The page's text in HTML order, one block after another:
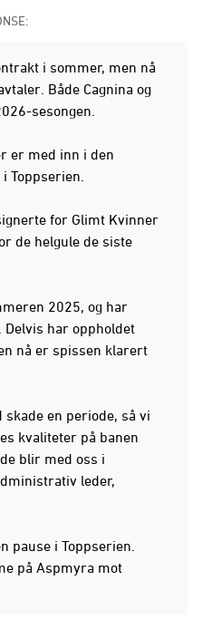
i sommer, men nå
Både Cagnina og
sesongen.
er med inn i den
Toppserien.
for Glimt Kvinner
de helgule de siste
2025, og har
har oppholdet
nå er spissen klarert
en periode, så vi
kvaliteter på banen
blir med oss i
leder,
pause i Toppserien.
på Aspmyra mot